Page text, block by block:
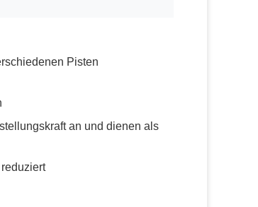
Pisten
an und dienen als